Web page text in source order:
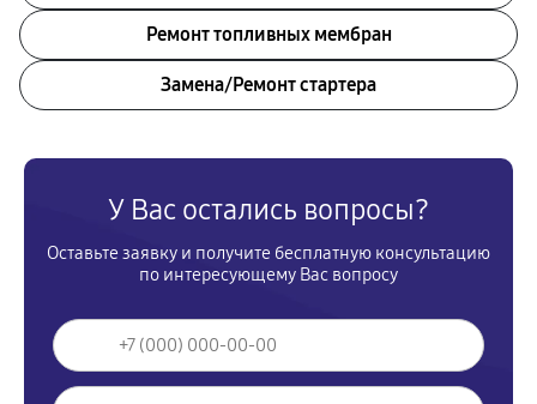
Ремонт топливных мембран
Замена/Pемонт стартера
У Вас остались вопросы?
Оставьте заявку и получите бесплатную консультацию
по интересующему Вас вопросу